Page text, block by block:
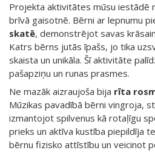
Projekta aktivitātes mūsu iestādē
brīvā gaisotnē. Bērni ar lepnumu
skatē, demonstrējot savas
Katrs bērns jutās īpašs, jo tika
skaista un unikāla. Šī aktivitāte
pašapziņu un runas prasmes.
Ne mazāk aizraujoša bija rīta
Mūzikas pavadībā bērni vingroja,
izmantojot spilvenus kā rotaļīgu
prieks un aktīva kustība piepildīja
bērnu fizisko attīstību un veicinot